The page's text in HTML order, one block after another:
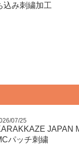
込み刺繍加工
07/25
JAPAN
パッチ刺繍